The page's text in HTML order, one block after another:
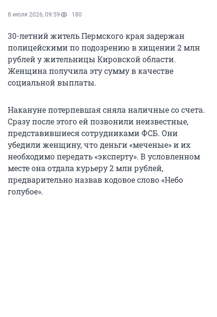
8 июля 2026, 09:59 180
30-летний житель Пермского края задержан
полицейскими по подозрению в хищении 2 млн
рублей у жительницы Кировской области.
Женщина получила эту сумму в качестве
социальной выплаты.
Накануне потерпевшая сняла наличные со счета.
Сразу после этого ей позвонили неизвестные,
представившиеся сотрудниками ФСБ. Они
убедили женщину, что деньги «меченые» и их
необходимо передать «эксперту». В условленном
месте она отдала курьеру 2 млн рублей,
предварительно назвав кодовое слово «Небо
голубое».